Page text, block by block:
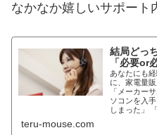
なかなか嬉しいサポート
結局どっ
「必要or
あなたにも
に、家電量
「メーカー
ソコンを入
しまった」
teru-mouse.com